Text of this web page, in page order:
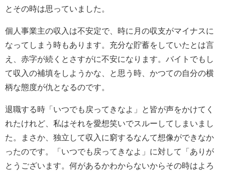
とその時は思っていました。
個人事業主の収入は不安定で、時に月の収支がマイナスに
なってしまう時もあります。充分な貯蓄をしていたとは言
え、赤字が続くとさすがに不安になります。バイトでもし
て収入の補填をしようかな、と思う時、かつての自分の横
柄な態度が仇となるのです。
退職する時「いつでも戻ってきなよ」と皆が声をかけてく
れたけれど、私はそれを愛想笑いでスルーしてしまいまし
た。まさか、独立して収入に窮するなんて想像ができなか
ったのです。「いつでも戻ってきなよ」に対して「ありが
とうございます。何があるかわからないからその時はよろ